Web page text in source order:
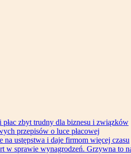
zbyt trudny dla biznesu i związków
przepisów o luce płacowej
na ustępstwa i daje firmom więcej czasu
w sprawie wynagrodzeń. Grzywna to